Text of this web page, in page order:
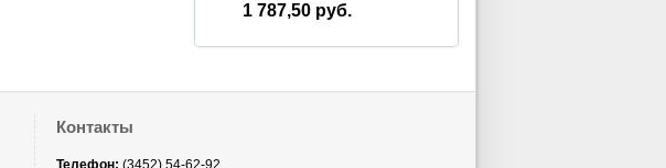
1 787,50 руб.
Контакты
Телефон: (3452) 54-62-92